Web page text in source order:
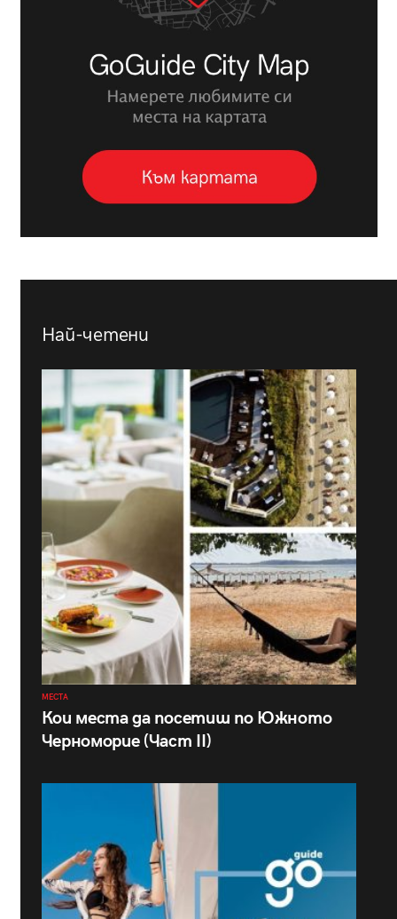
Най-четени
МЕСТА
Кои места да посетиш по Южното
Черноморие (Част II)